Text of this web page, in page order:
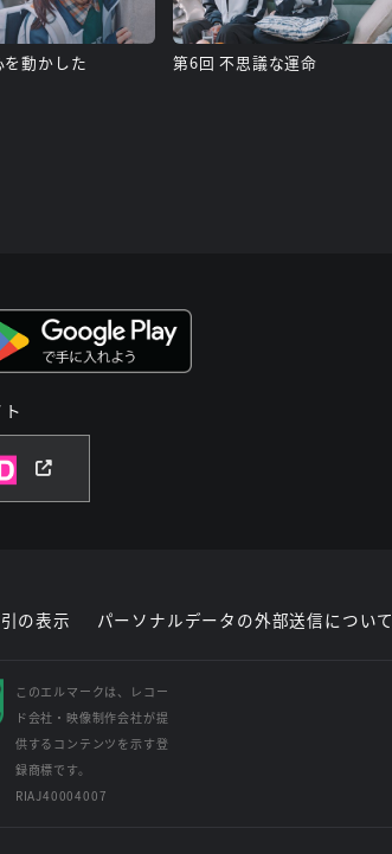
動かした 第6回 不思議な運命
の表示 パーソナルデータの外部送信について
このエルマークは、レコー
ド会社・映像制作会社が提
供するコンテンツを示す登
録商標です。
RIAJ40004007